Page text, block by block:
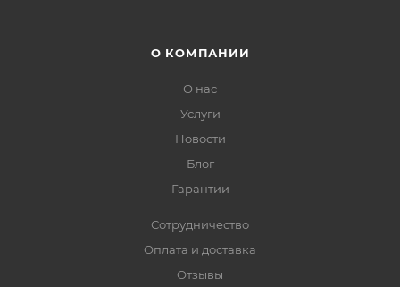
О КОМПАНИИ
О нас
Услуги
Новости
Блог
Гарантии
Сотрудничество
Оплата и доставка
Отзывы